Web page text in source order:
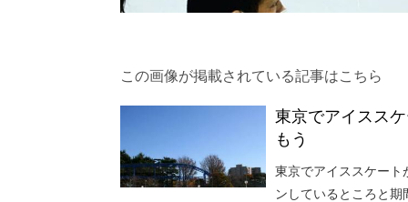
この画像が掲載されている記事はこちら
東京でアイスス
もう
東京でアイススケート
ンしているところと